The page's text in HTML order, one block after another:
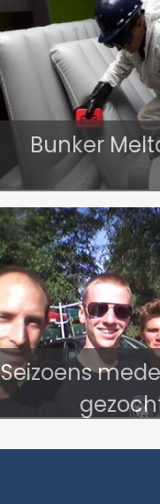
Bunker
Seizoens